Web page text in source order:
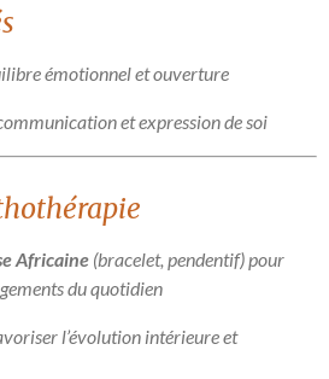
émotionnel et ouverture
et expression de soi
Africaine (bracelet, pendentif) pour
du quotidien
l’évolution intérieure et